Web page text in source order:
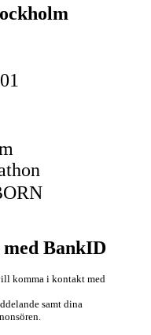
BankID
komma i kontakt med
samt dina